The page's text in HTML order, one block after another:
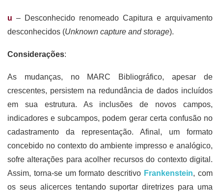
u – Desconhecido renomeado Capitura e arquivamento
desconhecidos (Unknown capture and storage).
Considerações:
As mudanças, no MARC Bibliográfico, apesar de
crescentes, persistem na redundância de dados incluídos
em sua estrutura. As inclusões de novos campos,
indicadores e subcampos, podem gerar certa confusão no
cadastramento da representação. Afinal, um formato
concebido no contexto do ambiente impresso e analógico,
sofre alterações para acolher recursos do contexto digital.
Assim, torna-se um formato descritivo Frankenstein, com
os seus alicerces tentando suportar diretrizes para uma